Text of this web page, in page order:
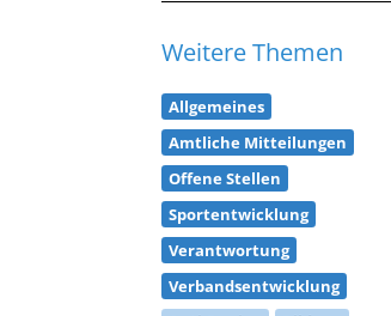
Weitere Themen
Allgemeines
Amtliche Mitteilungen
Offene Stellen
Sportentwicklung
Verantwortung
Verbandsentwicklung